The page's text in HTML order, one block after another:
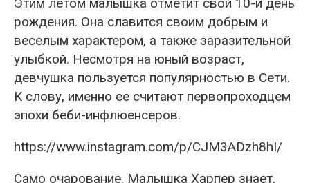
рождения. Она славится своим добрым и
веселым характером, а также заразительной
улыбкой. Несмотря на юный возраст,
девчушка пользуется популярностью в Сети.
К слову, именно ее считают первопроходцем
эпохи беби-инфлюенсеров.
https://www.instagram.com/p/CJM3ADzh8hI/
Само очарование. Малышка Харпер знает,